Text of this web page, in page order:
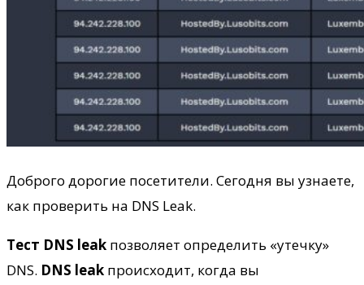
Доброго дорогие посетители. Сегодня вы узнаете,
как проверить на DNS Leak.
Тест DNS leak позволяет определить «утечку»
DNS. DNS leak происходит, когда вы